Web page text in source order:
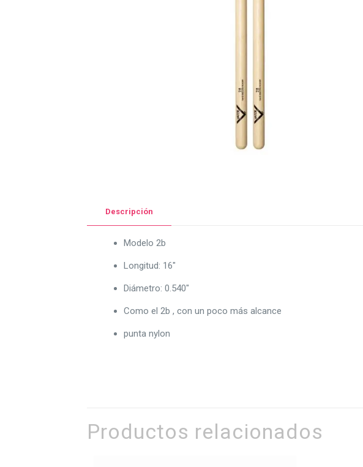
Descripción
Modelo 2b
Longitud: 16″
Diámetro: 0.540″
Como el 2b , con un poco más alcance
punta nylon
Productos relacionados